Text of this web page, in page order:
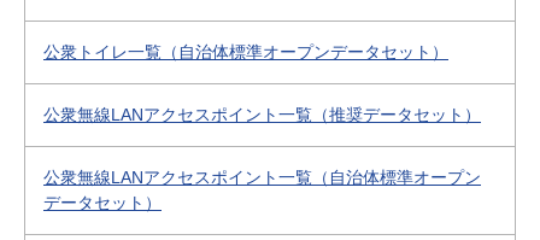
公衆トイレ一覧（自治体標準オープンデータセット）
公衆無線LANアクセスポイント一覧（推奨データセット）
公衆無線LANアクセスポイント一覧（自治体標準オープン
データセット）